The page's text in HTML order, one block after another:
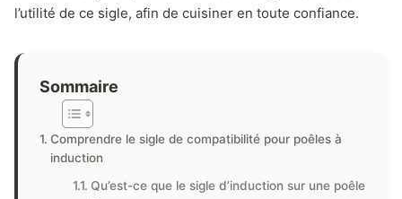
l’utilité de ce sigle, afin de cuisiner en toute confiance.
Sommaire
Comprendre le sigle de compatibilité pour poêles à
induction
Qu’est-ce que le sigle d’induction sur une poêle